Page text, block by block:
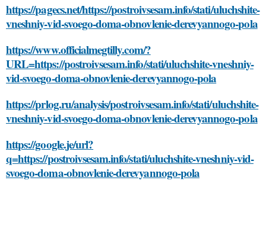
https://pagecs.net/https://postroivsesam.info/stati/uluchshite-
vneshniy-vid-svoego-doma-obnovlenie-derevyannogo-pola
https://www.officialmegtilly.com/?
URL=https://postroivsesam.info/stati/uluchshite-vneshniy-
vid-svoego-doma-obnovlenie-derevyannogo-pola
https://prlog.ru/analysis/postroivsesam.info/stati/uluchshite-
vneshniy-vid-svoego-doma-obnovlenie-derevyannogo-pola
https://google.je/url?
q=https://postroivsesam.info/stati/uluchshite-vneshniy-vid-
svoego-doma-obnovlenie-derevyannogo-pola